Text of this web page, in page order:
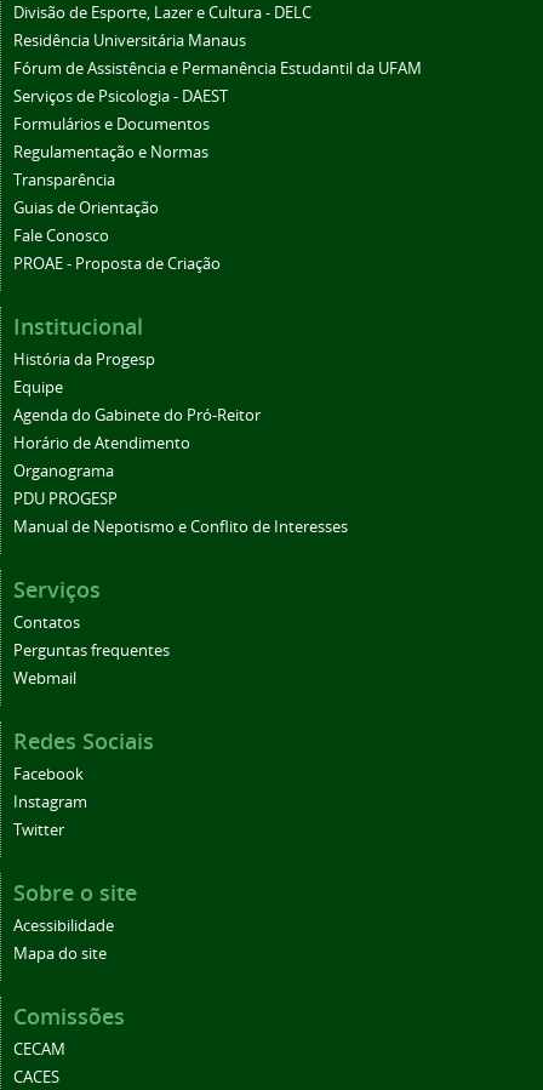
Divisão de Esporte, Lazer e Cultura - DELC
Residência Universitária Manaus
Fórum de Assistência e Permanência Estudantil da UFAM
Serviços de Psicologia - DAEST
Formulários e Documentos
Regulamentação e Normas
Transparência
Guias de Orientação
Fale Conosco
PROAE - Proposta de Criação
Institucional
História da Progesp
Equipe
Agenda do Gabinete do Pró-Reitor
Horário de Atendimento
Organograma
PDU PROGESP
Manual de Nepotismo e Conflito de Interesses
Serviços
Contatos
Perguntas frequentes
Webmail
Redes Sociais
Facebook
Instagram
Twitter
Sobre o site
Acessibilidade
Mapa do site
Comissões
CECAM
CACES